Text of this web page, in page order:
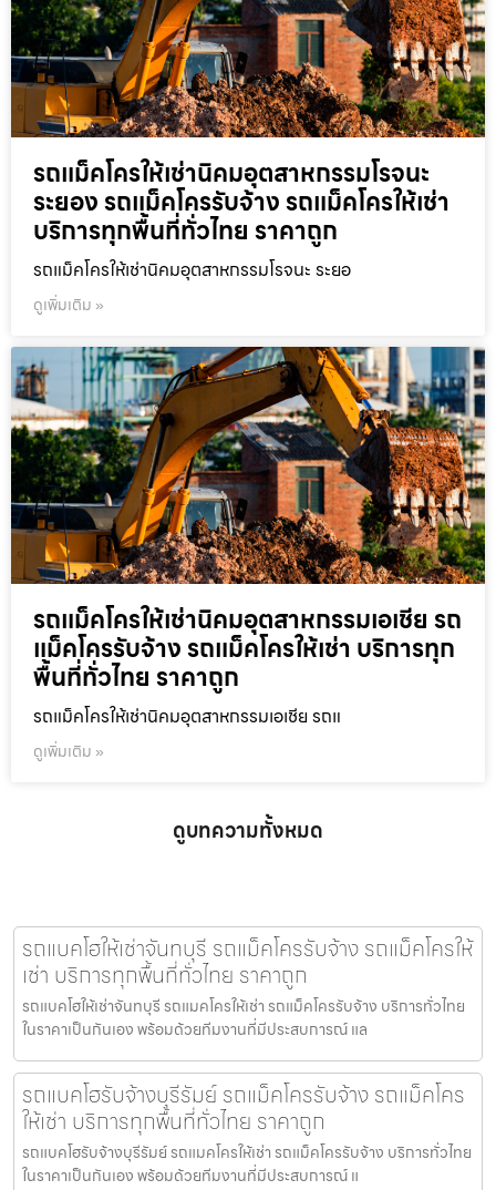
รถแม็คโครให้เช่านิคมอุตสาหกรรมโรจนะ
ระยอง รถแม็คโครรับจ้าง รถแม็คโครให้เช่า
บริการทุกพื้นที่ทั่วไทย ราคาถูก
รถแม็คโครให้เช่านิคมอุตสาหกรรมโรจนะ ระยอ
ดูเพิ่มเติม »
รถแม็คโครให้เช่านิคมอุตสาหกรรมเอเชีย รถ
แม็คโครรับจ้าง รถแม็คโครให้เช่า บริการทุก
พื้นที่ทั่วไทย ราคาถูก
รถแม็คโครให้เช่านิคมอุตสาหกรรมเอเชีย รถแ
ดูเพิ่มเติม »
ดูบทความทั้งหมด
รถแบคโฮให้เช่าจันทบุรี รถแม็คโครรับจ้าง รถแม็คโครให้
เช่า บริการทุกพื้นที่ทั่วไทย ราคาถูก
รถแบคโฮให้เช่าจันทบุรี รถแมคโครให้เช่า รถแม็คโครรับจ้าง บริการทั่วไทย
ในราคาเป็นกันเอง พร้อมด้วยทีมงานที่มีประสบการณ์ แล
รถแบคโฮรับจ้างบุรีรัมย์ รถแม็คโครรับจ้าง รถแม็คโคร
ให้เช่า บริการทุกพื้นที่ทั่วไทย ราคาถูก
รถแบคโฮรับจ้างบุรีรัมย์ รถแมคโครให้เช่า รถแม็คโครรับจ้าง บริการทั่วไทย
ในราคาเป็นกันเอง พร้อมด้วยทีมงานที่มีประสบการณ์ แ